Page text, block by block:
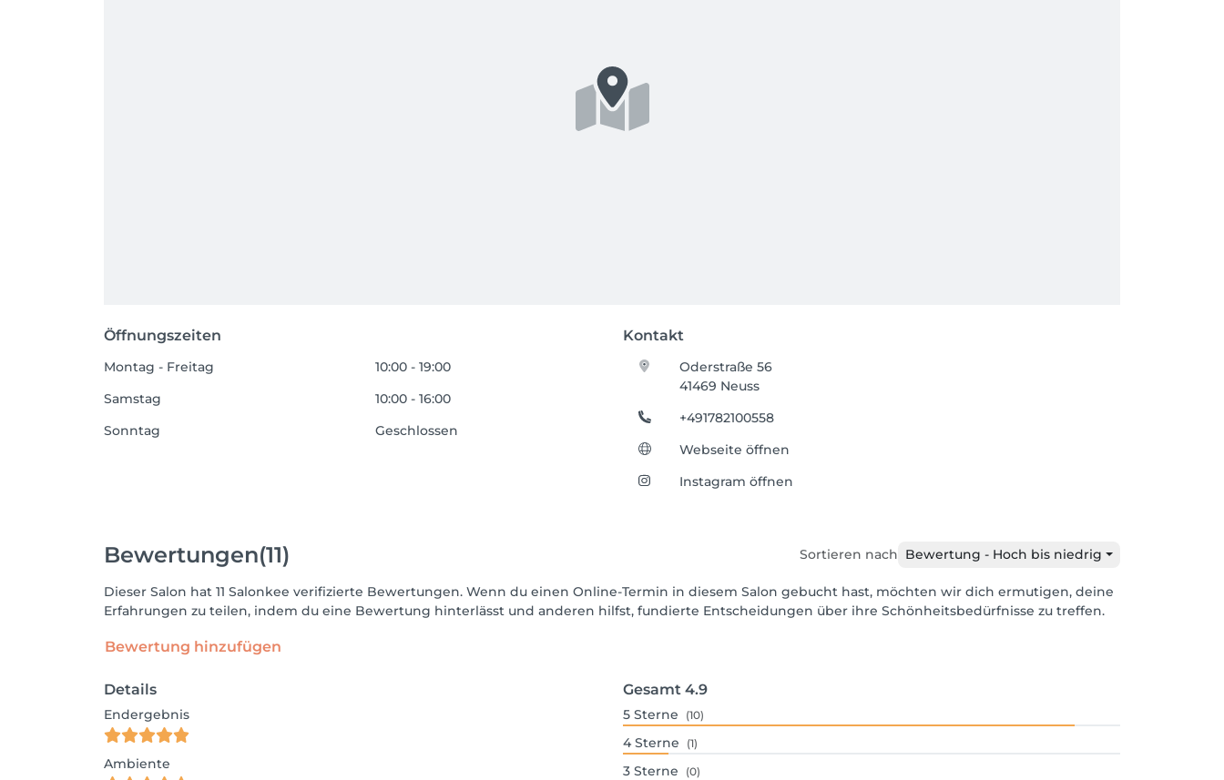
Öffnungszeiten Kontakt
Montag - Freitag
10:00 - 19:00
Samstag
10:00 - 16:00
Sonntag
Geschlossen
Oderstraße 56
41469 Neuss
+491782100558
Webseite öffnen
Instagram öffnen
Bewertungen(11) Sortieren nach Bewertung - Hoch bis niedrig
Dieser Salon hat 11 Salonkee verifizierte Bewertungen. Wenn du einen Online-Termin in diesem Salon gebucht hast, möchten wir dich ermutigen, deine
Erfahrungen zu teilen, indem du eine Bewertung hinterlässt und anderen hilfst, fundierte Entscheidungen über ihre Schönheitsbedürfnisse zu treffen.
Bewertung hinzufügen
Details
Endergebnis
Ambiente
Gesamt 4.9
5 Sterne (10)
4 Sterne (1)
3 Sterne (0)